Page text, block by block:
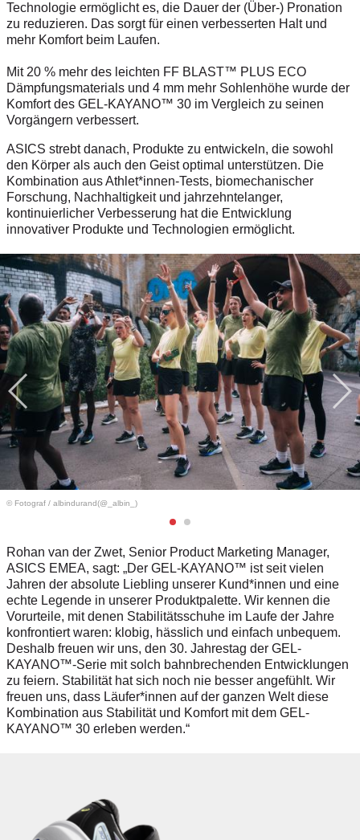
Technologie ermöglicht es, die Dauer der (Über-) Pronation
zu reduzieren. Das sorgt für einen verbesserten Halt und
mehr Komfort beim Laufen.
Mit 20 % mehr des leichten FF BLAST™ PLUS ECO
Dämpfungsmaterials und 4 mm mehr Sohlenhöhe wurde der
Komfort des GEL-KAYANO™ 30 im Vergleich zu seinen
Vorgängern verbessert.
ASICS strebt danach, Produkte zu entwickeln, die sowohl
den Körper als auch den Geist optimal unterstützen. Die
Kombination aus Athlet*innen-Tests, biomechanischer
Forschung, Nachhaltigkeit und jahrzehntelanger,
kontinuierlicher Verbesserung hat die Entwicklung
innovativer Produkte und Technologien ermöglicht.
© Fotograf / albindurand(@_albin_)
Rohan van der Zwet, Senior Product Marketing Manager,
ASICS EMEA, sagt: „Der GEL-KAYANO™ ist seit vielen
Jahren der absolute Liebling unserer Kund*innen und eine
echte Legende in unserer Produktpalette. Wir kennen die
Vorurteile, mit denen Stabilitätsschuhe im Laufe der Jahre
konfrontiert waren: klobig, hässlich und einfach unbequem.
Deshalb freuen wir uns, den 30. Jahrestag der GEL-
KAYANO™-Serie mit solch bahnbrechenden Entwicklungen
zu feiern. Stabilität hat sich noch nie besser angefühlt. Wir
freuen uns, dass Läufer*innen auf der ganzen Welt diese
Kombination aus Stabilität und Komfort mit dem GEL-
KAYANO™ 30 erleben werden.“